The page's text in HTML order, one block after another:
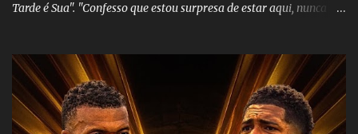
Tarde é Sua". "Confesso que estou surpresa de estar aqui, nunca
nenhum tipo de contato, nem de fã porque sou fã dele", disse
Huma Kimak. A influencer também contou que recebe diversos
ataques na internet desde a época em que foi contratada para
fazer a divulgação de uma live do Gusttavo Lima em Manaus,